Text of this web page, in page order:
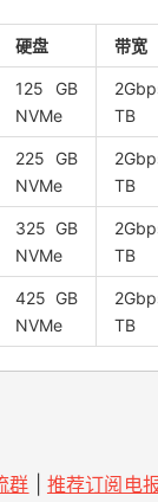
硬盘 带宽
125 GB
NVMe
TB
225 GB
NVMe
TB
325 GB
NVMe
TB
425 GB
NVMe
TB
群
推荐订阅电